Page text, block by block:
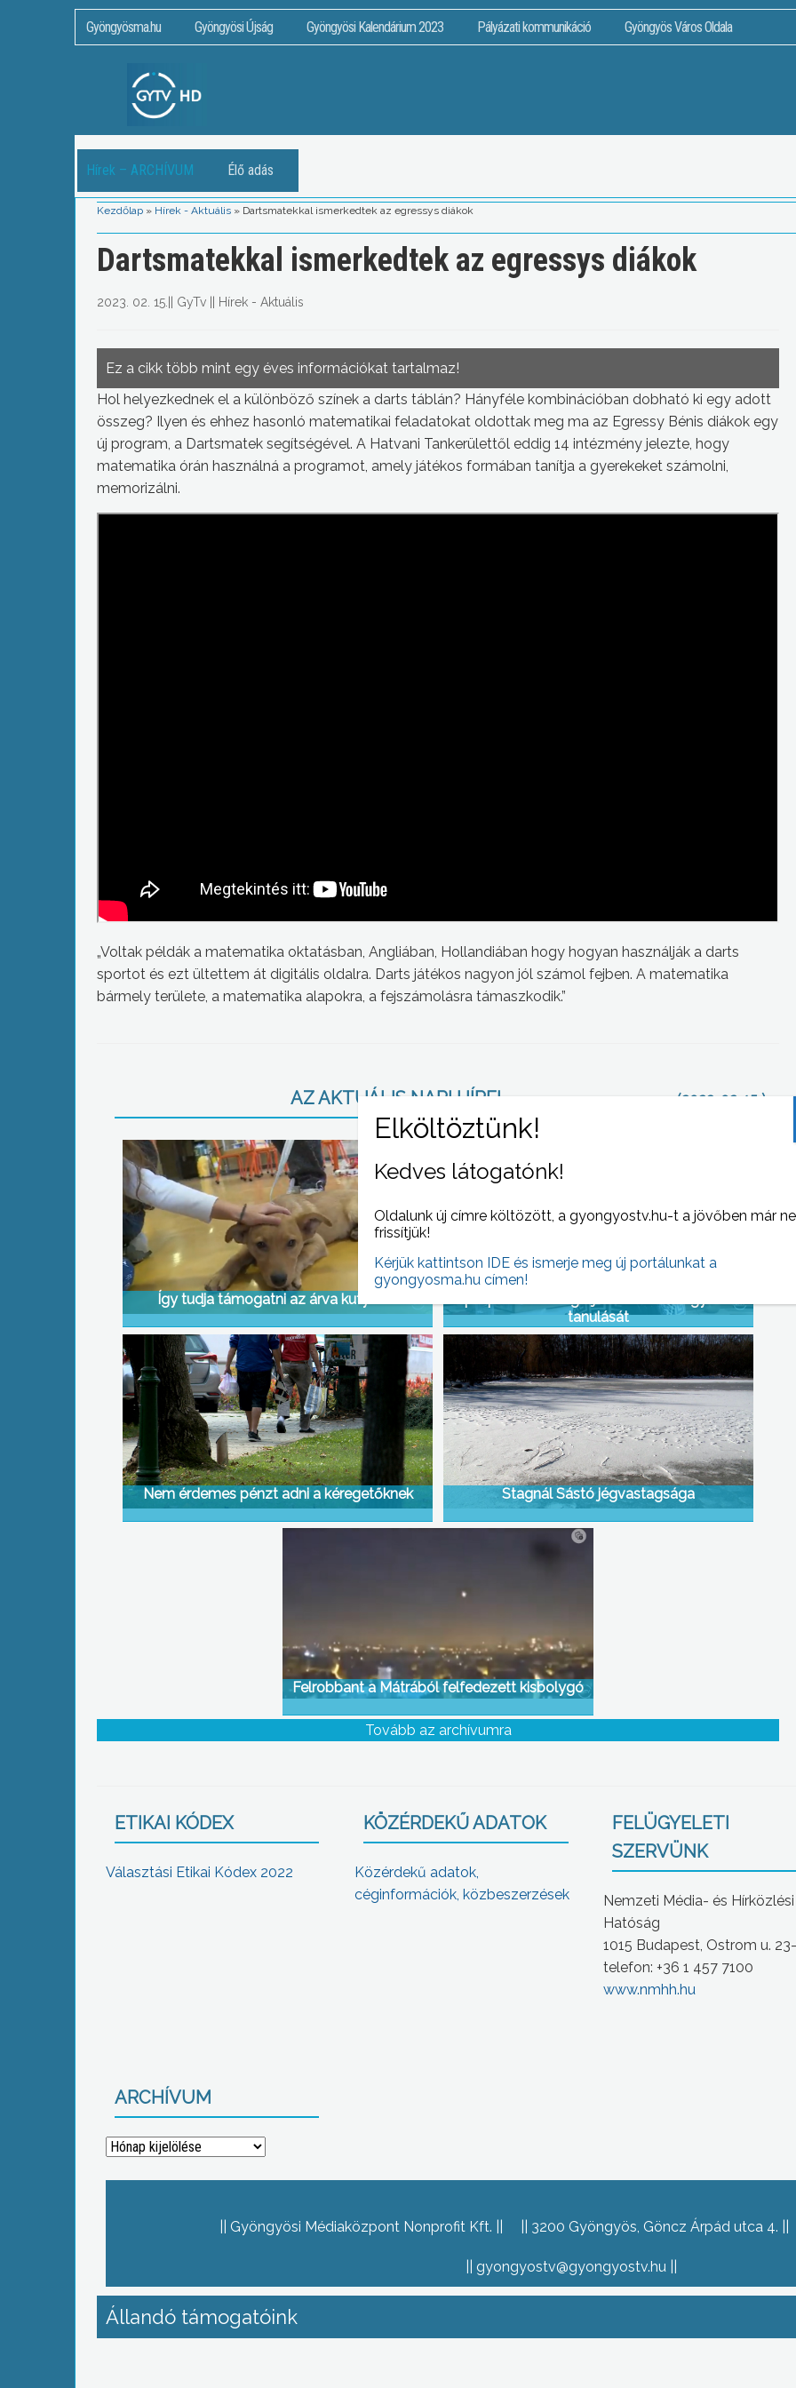
Gyöngyösma.hu Gyöngyösi Újság Gyöngyösi Kalendárium 2023 Pályázati kommunikáció Gyöngyös Város Oldala
Hírek – ARCHÍVUM Élő adás
Kezdőlap » Hírek - Aktuális » Dartsmatekkal ismerkedtek az egressys diákok
Dartsmatekkal ismerkedtek az egressys diákok
2023. 02. 15. GyTv Hírek - Aktuális
Ez a cikk több mint egy éves információkat tartalmaz!
Hol helyezkednek el a különböző színek a darts táblán? Hányféle kombinációban dobható ki egy adott
összeg? Ilyen és ehhez hasonló matematikai feladatokat oldottak meg ma az Egressy Bénis diákok egy
új program, a Dartsmatek segítségével. A Hatvani Tankerülettől eddig 14 intézmény jelezte, hogy
matematika órán használná a programot, amely játékos formában tanítja a gyerekeket számolni,
memorizálni.
„Voltak példák a matematika oktatásban, Angliában, Hollandiában hogy hogyan használják a darts
sportot és ezt ültettem át digitális oldalra. Darts játékos nagyon jól számol fejben. A matematika
bármely területe, a matematika alapokra, a fejszámolásra támaszkodik.”
AZ AKTUÁLIS NAPI HÍREI (2023-02-15 )
Így tudja támogatni az árva kutyákat
tanulását
Nem érdemes pénzt adni a kéregetőknek Stagnál Sástó jégvastagsága
Felrobbant a Mátrából felfedezett kisbolygó
Tovább az archívumra
ETIKAI KÓDEX
Választási Etikai Kódex 2022
KÖZÉRDEKŰ ADATOK
Közérdekű adatok,
céginformációk, közbeszerzések
FELÜGYELETI
SZERVÜNK
Nemzeti Média- és Hírközlési
Hatóság
1015 Budapest, Ostrom u.
telefon: +36 1 457 7100
www.nmhh.hu
ARCHÍVUM
Archívum
Gyöngyösi Médiaközpont Nonprofit Kft. 3200 Gyöngyös, Göncz Árpád utca 4.
gyongyostv@gyongyostv.hu
Állandó támogatóink
Kedves látogatónk!
Oldalunk új címre költözött, a gyongyostv.hu-t a jövőben már
frissítjük!
Kérjük kattintson IDE és ismerje meg új portálunkat a
gyongyosma.hu címen!